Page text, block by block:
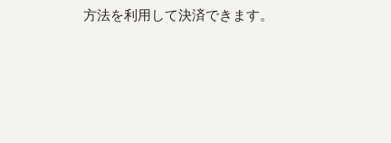
方法を利用して決済できます。